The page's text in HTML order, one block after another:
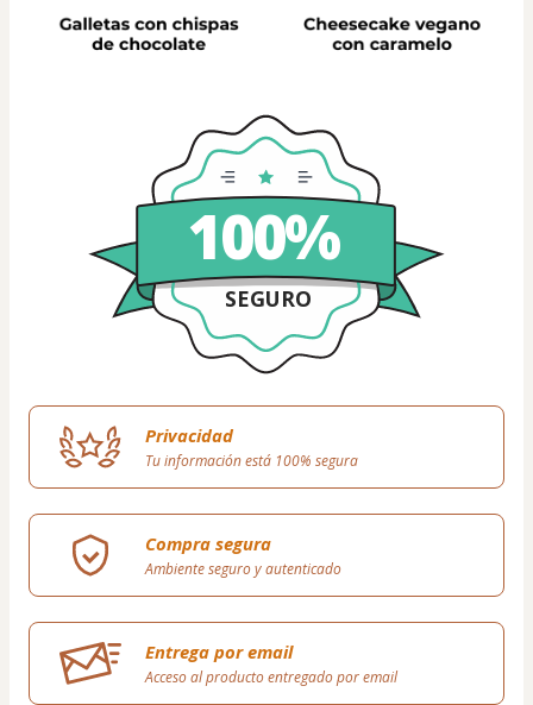
100%
SEGURO
Privacidad
Tu información está 100% segura
Compra segura
Ambiente seguro y autenticado
Entrega por email
Acceso al producto entregado por email